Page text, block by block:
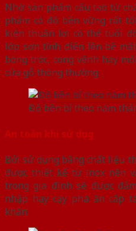
Nhờ sản phẩm cấu tạo từ
phẩm có độ bền vững rất
kiện thuận lợi có thể tuổi
lớp sơn tĩnh điện lên bề
bong tróc, cong vênh hay
cửa gỗ thông thường
Độ bền bỉ theo năm
An toàn khi sử dụng
Bởi sử dụng bằng chất liệu
được thiết kế từ inox nên
trong gia đình sẽ được
nhập hay cạy phá ăn cắp
khăn.